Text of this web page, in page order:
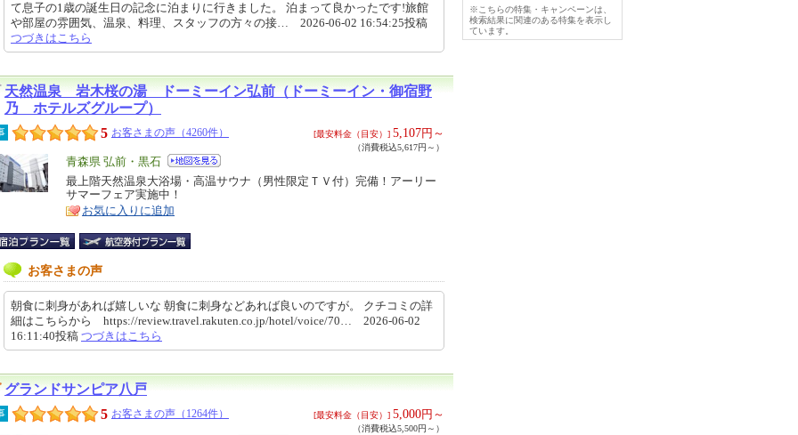
て息子の1歳の誕生日の記念に泊まりに行きました。 泊まって良かったです!旅館
や部屋の雰囲気、温泉、料理、スタッフの方々の接… 2026-06-02 16:54:25投稿
つづきはこちら
天然温泉 岩木桜の湯 ドーミーイン弘前（ドーミーイン・御宿野
乃 ホテルズグループ）
5 お客さまの声（4260件） [最安料金（目安）] 5,107円～
（消費税込5,617円～）
エ
リ
ア
青森県 弘前・黒石
特
徴
最上階天然温泉大浴場・高温サウナ（男性限定ＴＶ付）完備！アーリー
サマーフェア実施中！
お気に入りに追加
お客さまの声
朝食に刺身があれば嬉しいな 朝食に刺身などあれば良いのですが。 クチコミの詳
細はこちらから https://review.travel.rakuten.co.jp/hotel/voice/70… 2026-06-02
16:11:40投稿 つづきはこちら
グランドサンピア八戸
5 お客さまの声（1264件） [最安料金（目安）] 5,000円～
（消費税込5,500円～）
※こちらの特集・キャンペーンは、
検索結果に関連のある特集を表示し
ています。